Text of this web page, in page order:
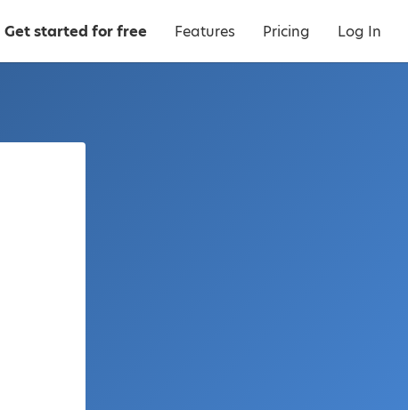
Get started for free Features Pricing Log In